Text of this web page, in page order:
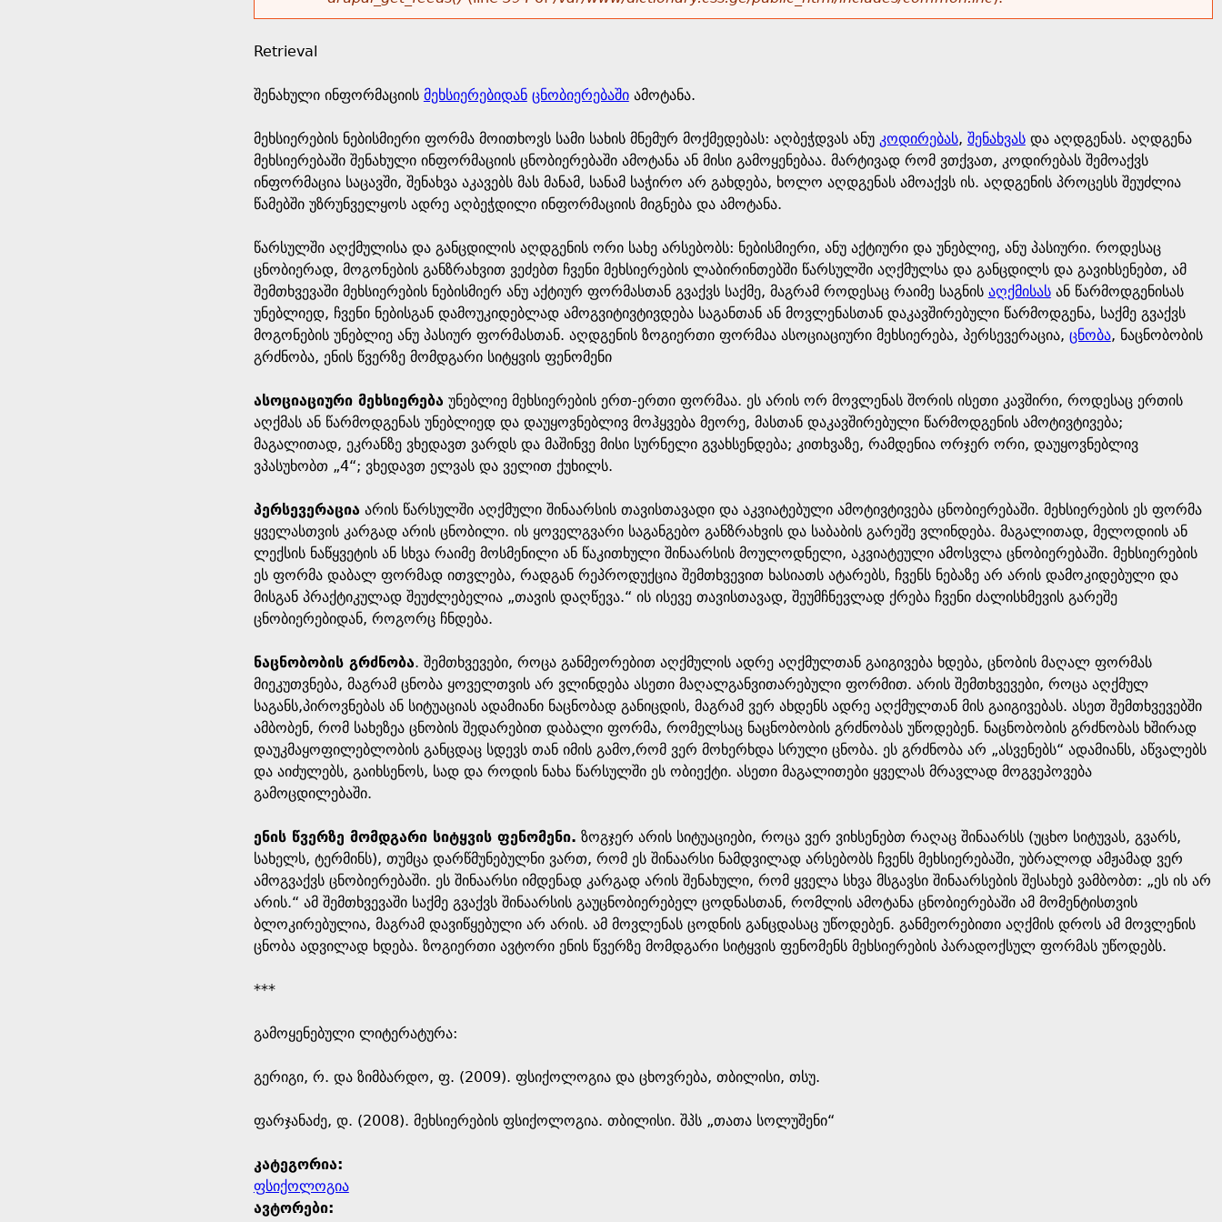
r
s
e
h
e
r
e
o
r
m
e
s
a
g
e
Retrieval
შენახული ინფორმაციის მეხსიერებიდან ცნობიერებაშიამოტანა.
მეხსიერების ნებისმიერი ფორმა მოითხოვს სამი სახის მნემურ მოქმედებას: აღბეჭდვას ანუ კოდირებას, შენახვასდა აღდგენას. აღდგენა
მეხსიერებაში შენახული ინფორმაციის ცნობიერებაში ამოტანა ან მისი გამოყენებაა. მარტივად რომ ვთქვათ, კოდირებას შემოაქვს
ინფორმაცია საცავში, შენახვა აკავებს მას მანამ, სანამ საჭირო არ გახდება, ხოლო აღდგენას ამოაქვს ის. აღდგენის პროცესს შეუძლია
წამებში უზრუნველყოს ადრე აღბეჭდილი ინფორმაციის მიგნება და ამოტანა.
წარსულში აღქმულისა და განცდილის აღდგენის ორი სახე არსებობს: ნებისმიერი, ანუ აქტიური და უნებლიე, ანუ პასიური. როდესაც
ცნობიერად, მოგონების განზრახვით ვეძებთ ჩვენი მეხსიერების ლაბირინთებში წარსულში აღქმულსა და განცდილს და გავიხსენებთ, ამ
შემთხვევაში მეხსიერების ნებისმიერ ანუ აქტიურ ფორმასთან გვაქვს საქმე, მაგრამ როდესაც რაიმე საგნის აღქმისასან წარმოდგენისას
უნებლიედ, ჩვენი ნებისგან დამოუკიდებლად ამოგვიტივტივდება საგანთან ან მოვლენასთან დაკავშირებული წარმოდგენა, საქმე გვაქვს
მოგონების უნებლიე ანუ პასიურ ფორმასთან. აღდგენის ზოგიერთი ფორმაა ასოციაციური მეხსიერება, პერსევერაცია, ცნობა, ნაცნობობის
გრძნობა, ენის წვერზე მომდგარი სიტყვის ფენომენი
ასოციაციური მეხსიერება უნებლიე მეხსიერების ერთ-ერთი ფორმაა. ეს არის ორ მოვლენას შორის ისეთი კავშირი, როდესაც ერთის
აღქმას ან წარმოდგენას უნებლიედ და დაუყოვნებლივ მოჰყვება მეორე, მასთან დაკავშირებული წარმოდგენის ამოტივტივება;
მაგალითად, ეკრანზე ვხედავთ ვარდს და მაშინვე მისი სურნელი გვახსენდება; კითხვაზე, რამდენია ორჯერ ორი, დაუყოვნებლივ
ვპასუხობთ „4“; ვხედავთ ელვას და ველით ქუხილს.
პერსევერაცია არის წარსულში აღქმული შინაარსის თავისთავადი და აკვიატებული ამოტივტივება ცნობიერებაში. მეხსიერების ეს ფორმა
ყველასთვის კარგად არის ცნობილი. ის ყოველგვარი საგანგებო განზრახვის და საბაბის გარეშე ვლინდება. მაგალითად, მელოდიის ან
ლექსის ნაწყვეტის ან სხვა რაიმე მოსმენილი ან წაკითხული შინაარსის მოულოდნელი, აკვიატეული ამოსვლა ცნობიერებაში. მეხსიერების
ეს ფორმა დაბალ ფორმად ითვლება, რადგან რეპროდუქცია შემთხვევით ხასიათს ატარებს, ჩვენს ნებაზე არ არის დამოკიდებული და
მისგან პრაქტიკულად შეუძლებელია „თავის დაღწევა.“ ის ისევე თავისთავად, შეუმჩნევლად ქრება ჩვენი ძალისხმევის გარეშე
ცნობიერებიდან, როგორც ჩნდება.
ნაცნობობის გრძნობა. შემთხვევები, როცა განმეორებით აღქმულის ადრე აღქმულთან გაიგივება ხდება, ცნობის მაღალ ფორმას
მიეკუთვნება, მაგრამ ცნობა ყოველთვის არ ვლინდება ასეთი მაღალგანვითარებული ფორმით. არის შემთხვევები, როცა აღქმულ
საგანს,პიროვნებას ან სიტუაციას ადამიანი ნაცნობად განიცდის, მაგრამ ვერ ახდენს ადრე აღქმულთან მის გაიგივებას. ასეთ შემთხვევებში
ამბობენ, რომ სახეზეა ცნობის შედარებით დაბალი ფორმა, რომელსაც ნაცნობობის გრძნობას უწოდებენ. ნაცნობობის გრძნობას ხშირად
დაუკმაყოფილებლობის განცდაც სდევს თან იმის გამო,რომ ვერ მოხერხდა სრული ცნობა. ეს გრძნობა არ „ასვენებს“ ადამიანს, აწვალებს
და აიძულებს, გაიხსენოს, სად და როდის ნახა წარსულში ეს ობიექტი. ასეთი მაგალითები ყველას მრავლად მოგვეპოვება
გამოცდილებაში.
ენის წვერზე მომდგარი სიტყვის ფენომენი. ზოგჯერ არის სიტუაციები, როცა ვერ ვიხსენებთ რაღაც შინაარსს (უცხო სიტუვას, გვარს,
სახელს, ტერმინს), თუმცა დარწმუნებულნი ვართ, რომ ეს შინაარსი ნამდვილად არსებობს ჩვენს მეხსიერებაში, უბრალოდ ამჟამად ვერ
ამოგვაქვს ცნობიერებაში. ეს შინაარსი იმდენად კარგად არის შენახული, რომ ყველა სხვა მსგავსი შინაარსების შესახებ ვამბობთ: „ეს ის არ
არის.“ ამ შემთხვევაში საქმე გვაქვს შინაარსის გაუცნობიერებელ ცოდნასთან, რომლის ამოტანა ცნობიერებაში ამ მომენტისთვის
ბლოკირებულია, მაგრამ დავიწყებული არ არის. ამ მოვლენას ცოდნის განცდასაც უწოდებენ. განმეორებითი აღქმის დროს ამ მოვლენის
ცნობა ადვილად ხდება. ზოგიერთი ავტორი ენის წვერზე მომდგარი სიტყვის ფენომენს მეხსიერების პარადოქსულ ფორმას უწოდებს.
***
გამოყენებული ლიტერატურა:
გერიგი, რ. და ზიმბარდო, ფ. (2009). ფსიქოლოგია და ცხოვრება, თბილისი, თსუ.
ფარჯანაძე, დ. (2008). მეხსიერების ფსიქოლოგია. თბილისი. შპს „თათა სოლუშენი“
კატეგორია:
ფსიქოლოგია
ავტორები: